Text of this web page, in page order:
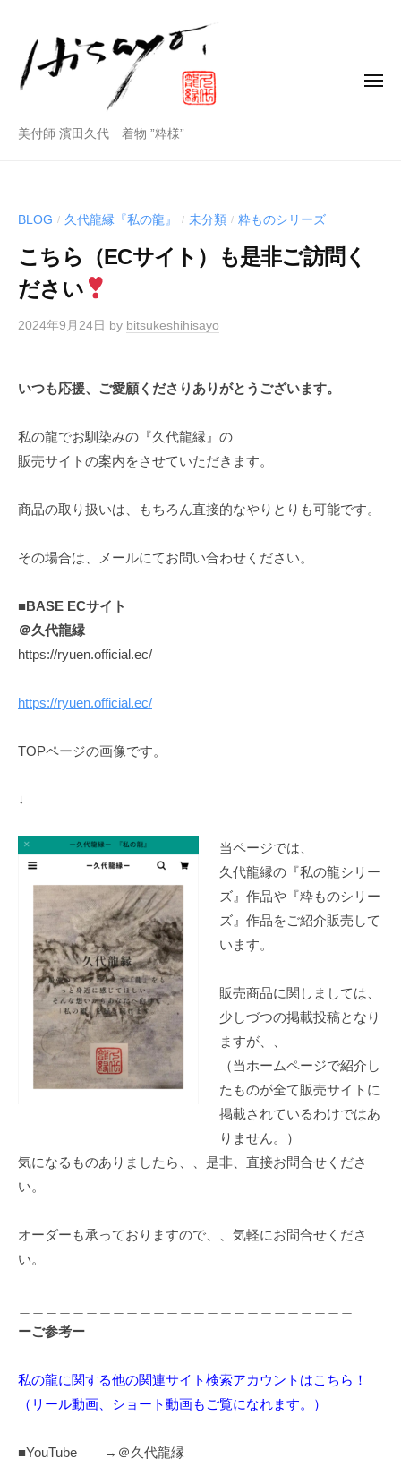
美
田
久
公
ホ
ム
ペ
ジ
美付師 濱田久代 着物 ”粋様”
メ
BLOG / 久代龍縁『私の龍』 / 未分類 / 粋ものシリーズ
こちら（ECサイト）も是非ご訪問く
ださい
2024年9月24日 by bitsukeshihisayo
いつも応援、ご愛顧くださりありがとうございます。
私の龍でお馴染みの『久代龍縁』の
販売サイトの案内をさせていただきます。
商品の取り扱いは、もちろん直接的なやりとりも可能です。
その場合は、メールにてお問い合わせください。
■BASE ECサイト
＠久代龍縁
https://ryuen.official.ec/
https://ryuen.official.ec/
TOPページの画像です。
↓
当ページでは、
久代龍縁の『私の龍シリー
ズ』作品や『粋ものシリー
ズ』作品をご紹介販売して
います。
販売商品に関しましては、
少しづつの掲載投稿となり
ますが、、
（当ホームページで紹介し
たものが全て販売サイトに
掲載されているわけではあ
りません。）
気になるものありましたら、、是非、直接お問合せくださ
い。
オーダーも承っておりますので、、気軽にお問合せくださ
い。
ーご参考ー
私の龍に関する他の関連サイト検索アカウントはこちら！
（リール動画、ショート動画もご覧になれます。）
■YouTube →＠久代龍縁
濱
久
ホ
ム
ペ
ー
ジ